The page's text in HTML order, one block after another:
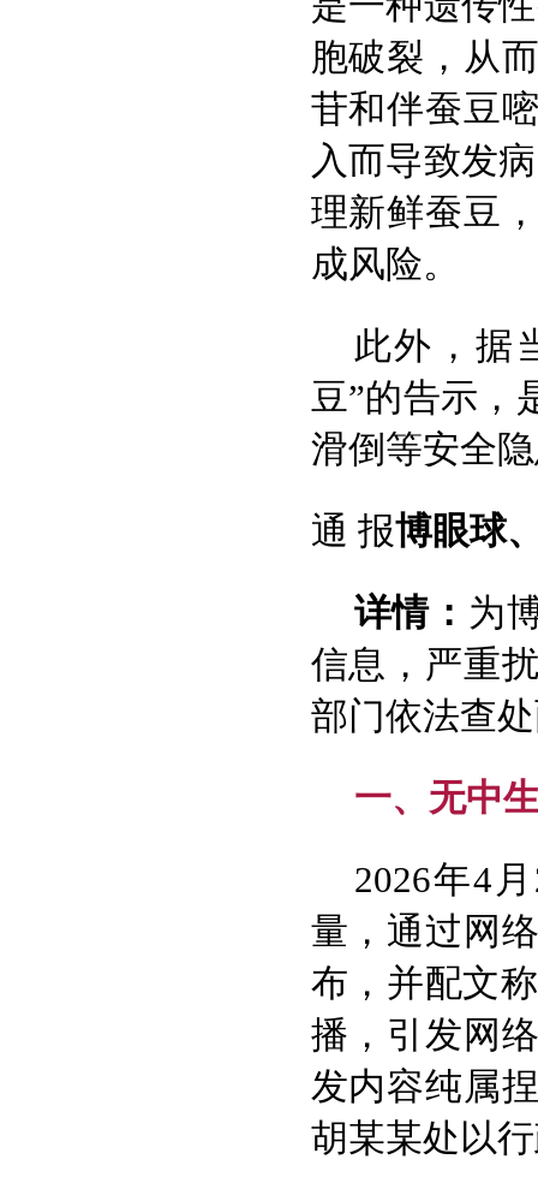
胞破裂，从
苷和伴蚕豆
入而导致发
理新鲜蚕豆
成风险。
此外，据
豆”的告示，
滑倒等安全
通 报博眼球
详情： 为
信息，严重
部门依法查
一、无中
2026年4
量，通过网
布，并配文
播，引发网
发内容纯属
胡某某处以